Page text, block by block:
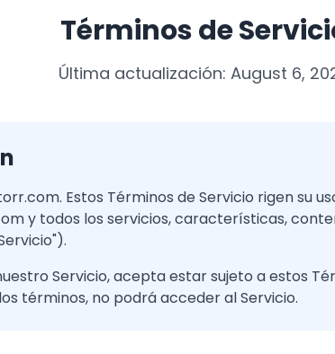
Términos de
Última actualización: August 6,
Estos Términos de Servicio rigen su
y todos los servicios, características,
Servicio, acepta estar sujeto a estos
términos, no podrá acceder al Servicio.